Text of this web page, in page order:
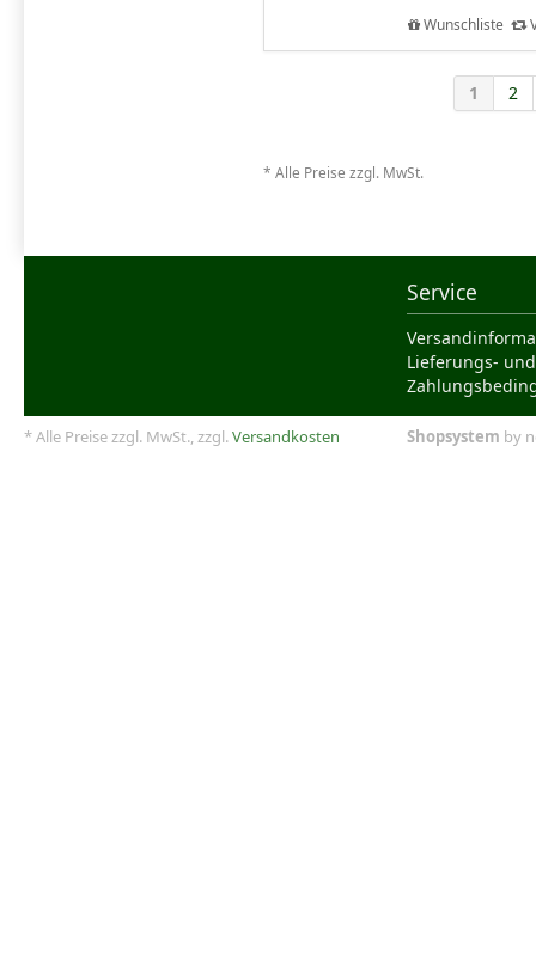
Wunschliste
1 2
* Alle Preise zzgl. MwSt.
Service
Lieferungs- und
* Alle Preise zzgl. MwSt., zzgl.Versandkosten Shopsystem by